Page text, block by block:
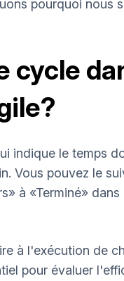
pourquoi nous
cycle
indique le temps
Vous pouvez le
à «Terminé»
à l'exécution de
pour évaluer